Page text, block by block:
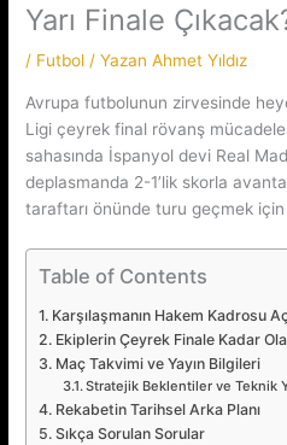
Yarı Finale
/ Futbol / Yazan Ahmet Yıldız
Avrupa futbolunun zirvesinde
Ligi çeyrek final rövanş
sahasında İspanyol devi Real
deplasmanda 2-1’lik skorla
taraftarı önünde turu geçmek için
Table of Contents
Karşılaşmanın Hakem Kadrosu
Ekiplerin Çeyrek Finale Kadar
Maç Takvimi ve Yayın Bilgileri
Stratejik Beklentiler ve Teknik
Rekabetin Tarihsel Arka Planı
Sıkça Sorulan Sorular